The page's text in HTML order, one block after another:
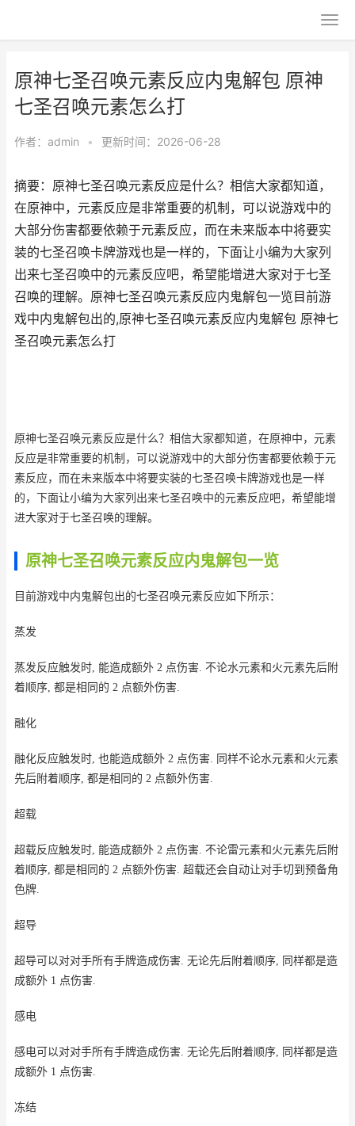
原神七圣召唤元素反应内鬼解包 原神
七圣召唤元素怎么打
作者： admin • 更新时间：2026-06-28
摘要：原神七圣召唤元素反应是什么？相信大家都知道，
在原神中，元素反应是非常重要的机制，可以说游戏中的
大部分伤害都要依赖于元素反应，而在未来版本中将要实
装的七圣召唤卡牌游戏也是一样的，下面让小编为大家列
出来七圣召唤中的元素反应吧，希望能增进大家对于七圣
召唤的理解。原神七圣召唤元素反应内鬼解包一览目前游
戏中内鬼解包出的,原神七圣召唤元素反应内鬼解包 原神七
圣召唤元素怎么打
原神七圣召唤元素反应是什么？相信大家都知道，在原神中，元素
反应是非常重要的机制，可以说游戏中的大部分伤害都要依赖于元
素反应，而在未来版本中将要实装的七圣召唤卡牌游戏也是一样
的，下面让小编为大家列出来七圣召唤中的元素反应吧，希望能增
进大家对于七圣召唤的理解。
原神七圣召唤元素反应内鬼解包一览
目前游戏中内鬼解包出的七圣召唤元素反应如下所示：
蒸发
蒸发反应触发时, 能造成额外 2 点伤害. 不论水元素和火元素先后附
着顺序, 都是相同的 2 点额外伤害.
融化
融化反应触发时, 也能造成额外 2 点伤害. 同样不论水元素和火元素
先后附着顺序, 都是相同的 2 点额外伤害.
超载
超载反应触发时, 能造成额外 2 点伤害. 不论雷元素和火元素先后附
着顺序, 都是相同的 2 点额外伤害. 超载还会自动让对手切到预备角
色牌.
超导
超导可以对对手所有手牌造成伤害. 无论先后附着顺序, 同样都是造
成额外 1 点伤害.
感电
感电可以对对手所有手牌造成伤害. 无论先后附着顺序, 同样都是造
成额外 1 点伤害.
冻结